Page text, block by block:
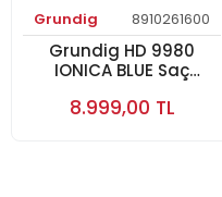
Grundig 8910261600
Grundig HD 9980
IONICA BLUE Saç
8.999,00 TL